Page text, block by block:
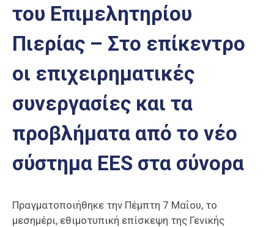
Επαγγελμάτων
Έκθεση
ΕΒΕΠ-
του Επιμελητηρίου
Πιερίας – Στο επίκεντρο
οι επιχειρηματικές
συνεργασίες και τα
προβλήματα από το νέο
σύστημα EES στα σύνορα
Πραγματοποιήθηκε την Πέμπτη 7 Μαΐου, το
μεσημέρι, εθιμοτυπική επίσκεψη της Γενικής